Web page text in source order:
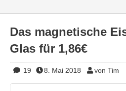
Das magnetische
Glas für 1,86€
19 8. Mai 2018 von Tim